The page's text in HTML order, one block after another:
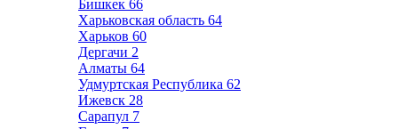
Бишкек 66
Харьковская область 64
Харьков 60
Дергачи 2
Алматы 64
Удмуртская Республика 62
Ижевск 28
Сарапул 7